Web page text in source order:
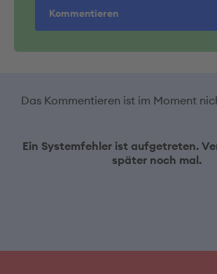
Kommentieren
Das Kommentieren ist im Moment
Ein Systemfehler ist aufgetreten.
später noch mal.